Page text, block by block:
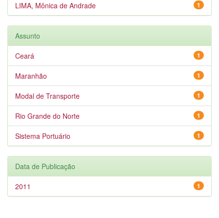
1
LIMA, Mônica de Andrade
Assunto
1
Ceará
1
Maranhão
1
Modal de Transporte
1
Rio Grande do Norte
1
Sistema Portuário
Data de Publicação
1
2011